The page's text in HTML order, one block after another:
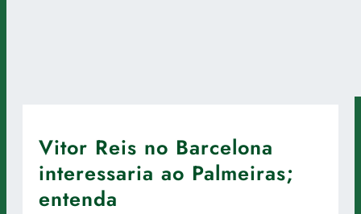
Vitor Reis no Barcelona
interessaria ao Palmeiras;
entenda